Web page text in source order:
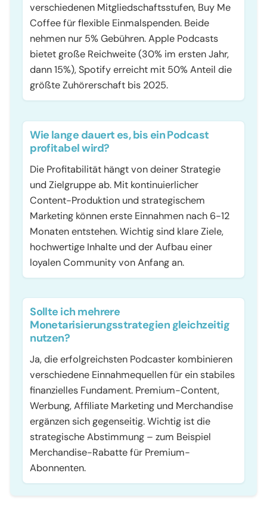
verschiedenen Mitgliedschaftsstufen, Buy Me
Coffee für flexible Einmalspenden. Beide
nehmen nur 5% Gebühren. Apple Podcasts
bietet große Reichweite (30% im ersten Jahr,
dann 15%), Spotify erreicht mit 50% Anteil die
größte Zuhörerschaft bis 2025.
Wie lange dauert es, bis ein Podcast
profitabel wird?
Die Profitabilität hängt von deiner Strategie
und Zielgruppe ab. Mit kontinuierlicher
Content-Produktion und strategischem
Marketing können erste Einnahmen nach 6-12
Monaten entstehen. Wichtig sind klare Ziele,
hochwertige Inhalte und der Aufbau einer
loyalen Community von Anfang an.
Sollte ich mehrere
Monetarisierungsstrategien gleichzeitig
nutzen?
Ja, die erfolgreichsten Podcaster kombinieren
verschiedene Einnahmequellen für ein stabiles
finanzielles Fundament. Premium-Content,
Werbung, Affiliate Marketing und Merchandise
ergänzen sich gegenseitig. Wichtig ist die
strategische Abstimmung – zum Beispiel
Merchandise-Rabatte für Premium-
Abonnenten.